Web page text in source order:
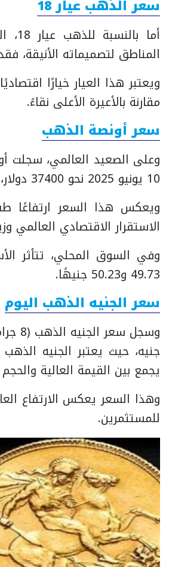
سعر الذهب عيار 18
المناطق لتصميماته الأنيقة، فقد بلغ
ويعتبر هذا العيار خيارًا
مقارنة بالأعيرة الأعلى نقاءً.
سعر أونصة الذهب
10 يونيو 2025 نحو 37400 دولار، وفقًا لتحديثات البورصة العالمية.
ويعكس هذا السعر ارتفاعًا
الاستقرار الاقتصادي
وفي السوق المحلي، تتأثر
49.73 و50.23 جنيهًا.
سعر الجنيه الذهب اليوم
جنيه، حيث يعتبر الجنيه
يجمع بين القيمة العالية
وهذا السعر يعكس الارتفاع
للمستثمرين.